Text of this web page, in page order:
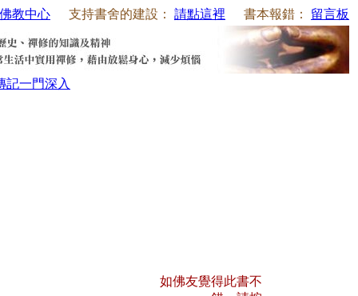
教中心 支持書舍的建設： 請點這裡 書本報錯： 留言板
記一門深入
如佛友覺得此書不